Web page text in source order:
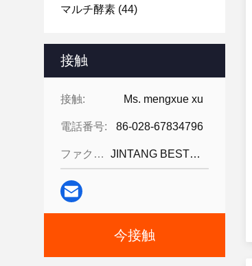
マルチ酵素 (44)
接触
接触: Ms. mengxue xu
電話番号: 86-028-67834796
ファクシミリ: JINTANG BESTWAY TECHNOLOGY CO
今接触